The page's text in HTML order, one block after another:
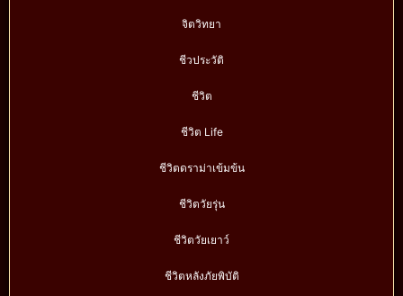
จิตวิทยา
ชีวประวัติ
ชีวิต
ชีวิต Life
ชีวิตดราม่าเข้มข้น
ชีวิตวัยรุ่น
ชีวิตวัยเยาว์
ชีวิตหลังภัยพิบัติ